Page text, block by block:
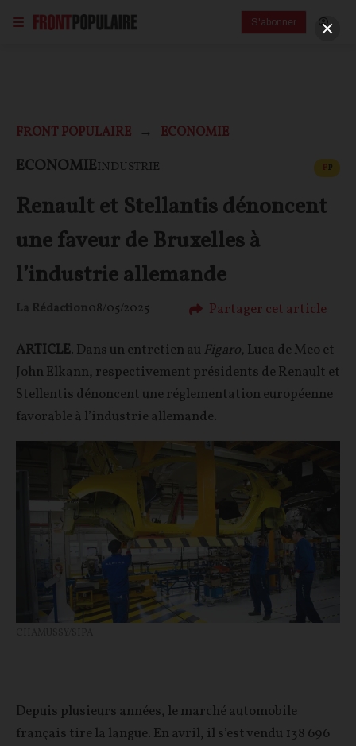
S'abonner
FRONT POPULAIRE ECONOMIE
ECONOMIEINDUSTRIE FP
Renault et Stellantis dénoncent
une faveur de Bruxelles à
l’industrie allemande
La Rédaction08/05/2025 Partager cet article
ARTICLE. Dans un entretien au Figaro, Luca de Meo et
John Elkann, respectivement présidents de Renault et
Stellentis dénoncent une réglementation européenne
favorable à l’industrie allemande.
Depuis plusieurs années, le marché automobile
français tire la langue. En avril, il s’est vendu 138 696